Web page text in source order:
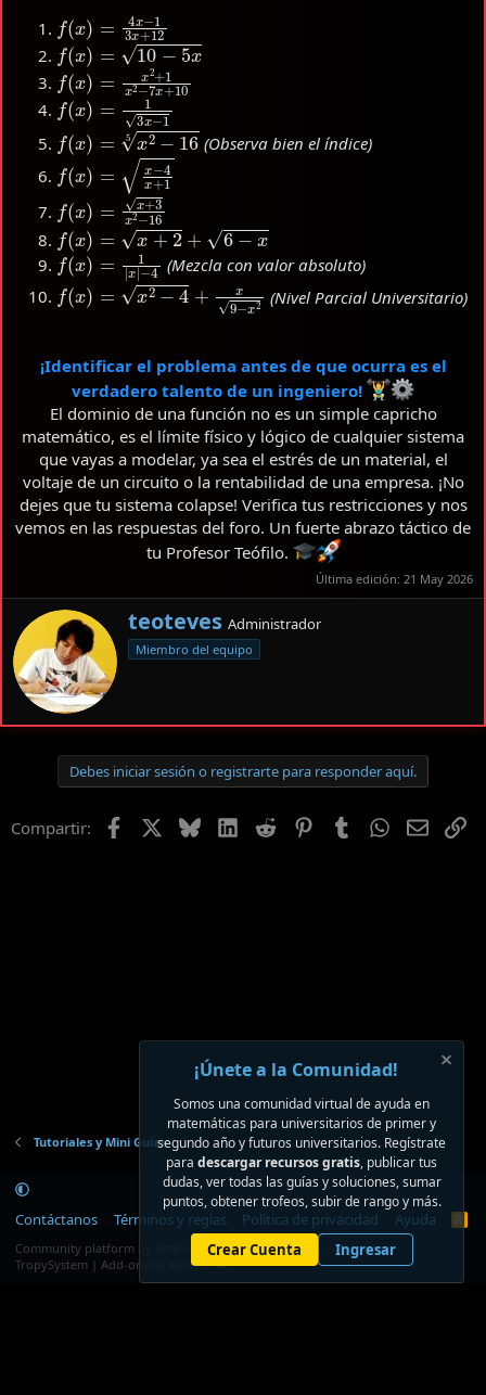
(x = 13 x
f(x)= −5x
f(x)= +1x2 − 7x+
f(x)= x−1
(x = −165 (Observa bien el índice)
f(x = x+1
(x = 3x2−16
f(x = 2+6−x
f(x)= 1| x|− 4 (Mezcla con valor absoluto)
f(x = −4+x9−x (Nivel Parcial Universitario)
¡Identificar el problema antes de que ocurra es el
verdadero talento de un ingeniero!
El dominio de una función no es un simple capricho
matemático, es el límite físico y lógico de cualquier sistema
que vayas a modelar, ya sea el estrés de un material, el
voltaje de un circuito o la rentabilidad de una empresa. ¡No
dejes que tu sistema colapse! Verifica tus restricciones y nos
vemos en las respuestas del foro. Un fuerte abrazo táctico de
tu Profesor Teófilo.
Última edición: 21 May 2026
E
s
c
o
p
o
r
teoteves Administrador
Miembro del equipo
Debes iniciar sesión o registrarte para responder aquí.
Compartir: Facebook BlueskyLinkedIn
Reddit PinterestTumblr WhatsApp
Email
Tutoriales y Mini Guías
Contáctanos Términos y reglas Política de privacidad Ayuda
R
Community platform by XenForo ® © 2010-2026 XenForo Ltd.
TropySystem | Add-ons by XenDev ☁️
¡Únete a la Comunidad!
Somos una comunidad virtual de ayuda en
matemáticas para universitarios de primer y
segundo año y futuros universitarios. Regístrate
para descargar recursos gratis, publicar tus
dudas, ver todas las guías y soluciones, sumar
puntos, obtener trofeos, subir de rango y más.
Crear Cuenta Ingresar